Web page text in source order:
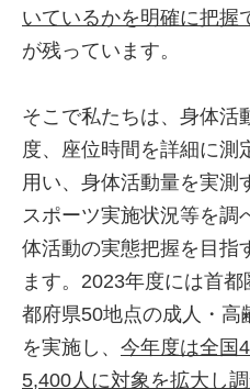
いているかを明確に把握
が残っています。
そこで私たちは、身体活
度、座位時間を詳細に測
用い、身体活動量を実測
スポーツ実施状況等を調
体活動の実態把握を目指
ます。2023年度には首
都府県50地点の成人・高
を実施し、 今年度は全国
5,400人に対象を拡大し